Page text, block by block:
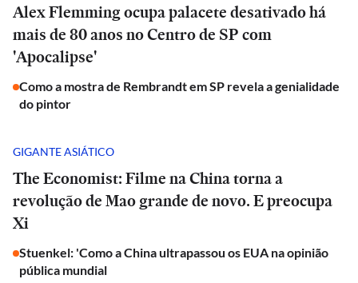
Alex Flemming ocupa palacete desativado há
mais de 80 anos no Centro de SP com
'Apocalipse'
Como a mostra de Rembrandt em SP revela a genialidade
do pintor
GIGANTE ASIÁTICO
The Economist: Filme na China torna a
revolução de Mao grande de novo. E preocupa
Xi
Stuenkel: 'Como a China ultrapassou os EUA na opinião
pública mundial